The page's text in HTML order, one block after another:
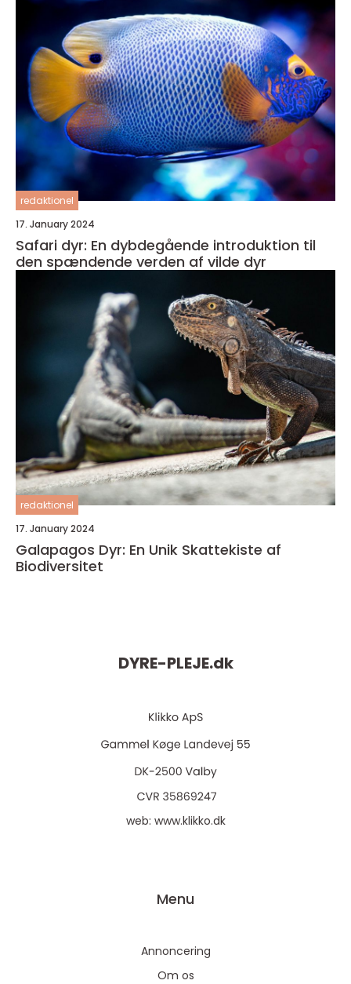
redaktionel
17. January 2024
Safari dyr: En dybdegående introduktion til
den spændende verden af vilde dyr
redaktionel
17. January 2024
Galapagos Dyr: En Unik Skattekiste af
Biodiversitet
DYRE-PLEJE.dk
web: www.klikko.dk
Menu
Annoncering
Om os